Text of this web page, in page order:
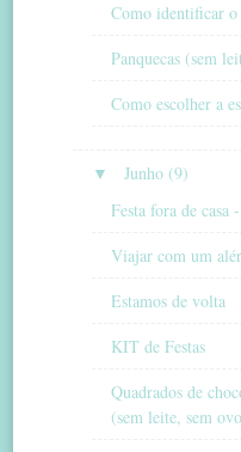
Como identificar o
Panquecas (sem
Como escolher a
▼
Junho (9)
Festa fora de casa
Viajar com um
Estamos de volta
KIT de Festas
Quadrados de
(sem leite, sem